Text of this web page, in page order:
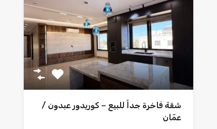
شقة فاخرة جداً للبيع – كوريدور عبدون /
عمّان